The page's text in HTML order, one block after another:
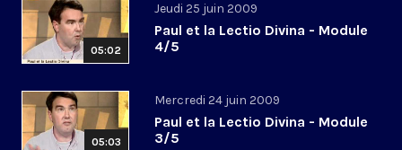
05:02
Jeudi 25 juin 2009
Paul et la Lectio Divina - Module
4/5
05:03
Mercredi 24 juin 2009
Paul et la Lectio Divina - Module
3/5